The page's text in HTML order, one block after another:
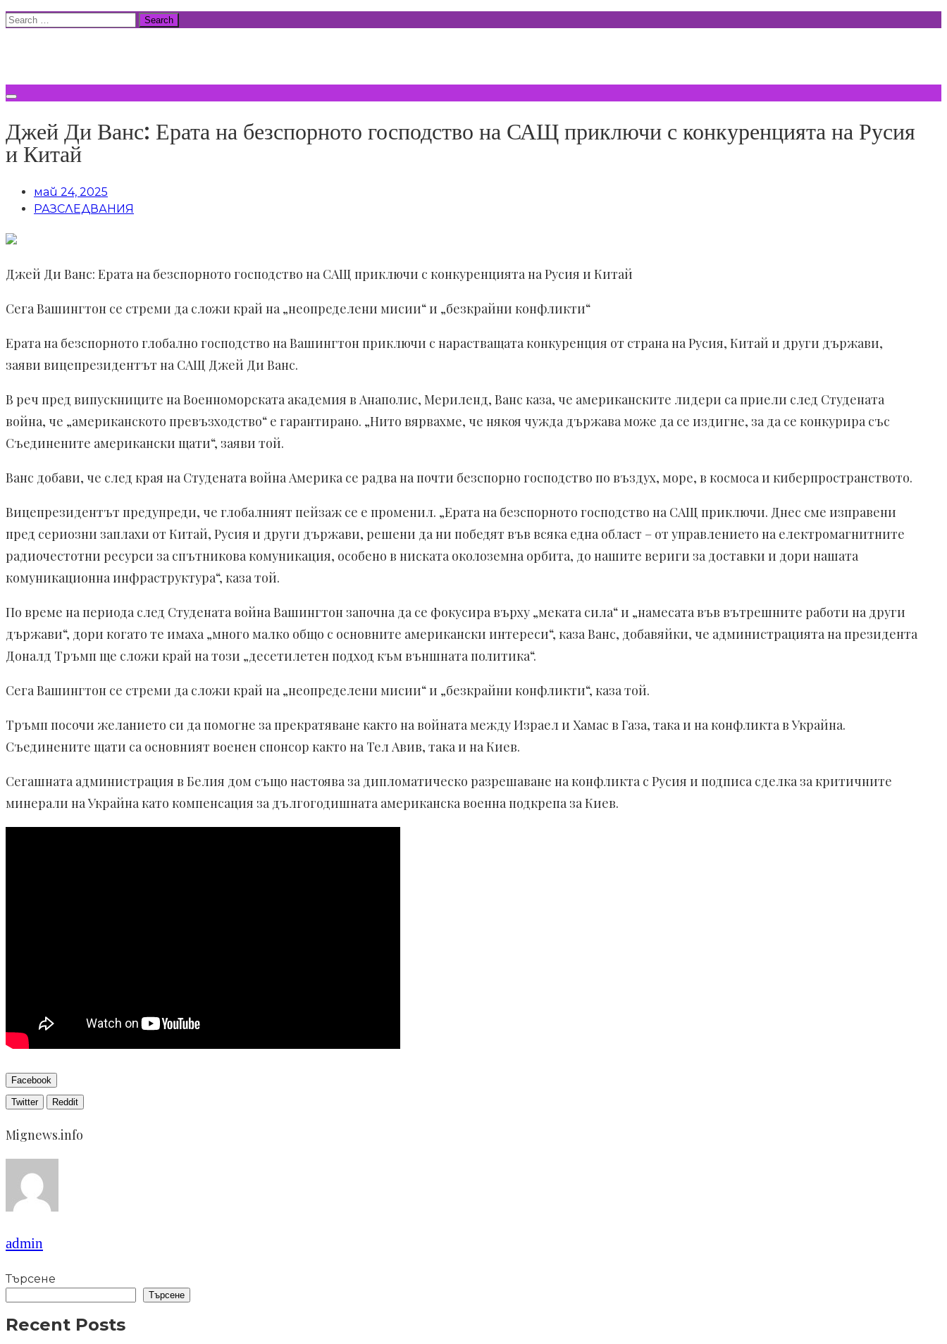
Skip
Search
Джей Ди Ванс: Ерата на безспорното господство на САЩ приключи с конкуренцията на Русия
и Китай
май 24, 2025
РАЗСЛЕДВАНИЯ
Джей Ди Ванс: Ерата на безспорното господство на САЩ приключи с конкуренцията на Русия и Китай
Сега Вашингтон се стреми да сложи край на „неопределени мисии“ и „безкрайни конфликти“
Ерата на безспорното глобално господство на Вашингтон приключи с нарастващата конкуренция от страна на Русия, Китай и други държави,
заяви вицепрезидентът на САЩ Джей Ди Ванс.
В реч пред випускниците на Военноморската академия в Анаполис, Мериленд, Ванс каза, че американските лидери са приели след Студената
война, че „американското превъзходство“ е гарантирано. „Нито вярвахме, че някоя чужда държава може да се издигне, за да се конкурира със
Съединените американски щати“, заяви той.
Ванс добави, че след края на Студената война Америка се радва на почти безспорно господство по въздух, море, в космоса и киберпространството.
Вицепрезидентът предупреди, че глобалният пейзаж се е променил. „Ерата на безспорното господство на САЩ приключи. Днес сме изправени
пред сериозни заплахи от Китай, Русия и други държави, решени да ни победят във всяка една област – от управлението на електромагнитните
радиочестотни ресурси за спътникова комуникация, особено в ниската околоземна орбита, до нашите вериги за доставки и дори нашата
комуникационна инфраструктура“, каза той.
По време на периода след Студената война Вашингтон започна да се фокусира върху „меката сила“ и „намесата във вътрешните работи на други
държави“, дори когато те имаха „много малко общо с основните американски интереси“, каза Ванс, добавяйки, че администрацията на президента
Доналд Тръмп ще сложи край на този „десетилетен подход към външната политика“.
Сега Вашингтон се стреми да сложи край на „неопределени мисии“ и „безкрайни конфликти“, каза той.
Тръмп посочи желанието си да помогне за прекратяване както на войната между Израел и Хамас в Газа, така и на конфликта в Украйна.
Съединените щати са основният военен спонсор както на Тел Авив, така и на Киев.
Сегашната администрация в Белия дом също настоява за дипломатическо разрешаване на конфликта с Русия и подписа сделка за критичните
минерали на Украйна като компенсация за дългогодишната американска военна подкрепа за Киев.
Facebook
Twitter Reddit
Mignews.info
admin
Търсене
Търсене
Recent Posts